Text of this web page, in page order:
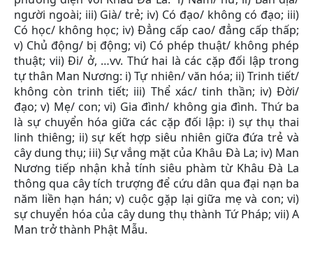
người ngoài; iii) Già/ trẻ; iv) Có đạo/ không có đạo; iii)
Có học/ không học; iv) Đẳng cấp cao/ đẳng cấp thấp;
v) Chủ động/ bị động; vi) Có phép thuật/ không phép
thuật; vii) Đi/ ở, …vv. Thứ hai là các cặp đối lập trong
tự thân Man Nương: i) Tự nhiên/ văn hóa; ii) Trinh tiết/
không còn trinh tiết; iii) Thể xác/ tinh thần; iv) Đời/
đạo; v) Mẹ/ con; vi) Gia đình/ không gia đình. Thứ ba
là sự chuyển hóa giữa các cặp đối lập: i) sự thụ thai
linh thiêng; ii) sự kết hợp siêu nhiên giữa đứa trẻ và
cây dung thụ; iii) Sự vắng mặt của Khâu Đà La; iv) Man
Nương tiếp nhận khả tính siêu phàm từ Khâu Đà La
thông qua cây tích trượng để cứu dân qua đại nạn ba
năm liền hạn hán; v) cuộc gặp lại giữa mẹ và con; vi)
sự chuyển hóa của cây dung thụ thành Tứ Pháp; vii) A
Man trở thành Phật Mẫu.